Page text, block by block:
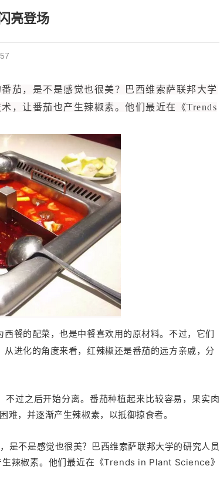
亮登场
茄，是不是感觉也很美？巴西维索萨联邦大学
，让番茄也产生辣椒素。他们最近在《Trends
餐的配菜，也是中餐喜欢用的原材料。不过，它们
进化的角度来看，红辣椒还是番茄的远方亲戚，分
过之后开始分离。番茄种植起来比较容易，果实肉
难，并逐渐产生辣椒素，以抵御掠食者。
是不是感觉也很美？巴西维索萨联邦大学的研究人员
辣椒素。他们最近在《Trends in Plant Science》